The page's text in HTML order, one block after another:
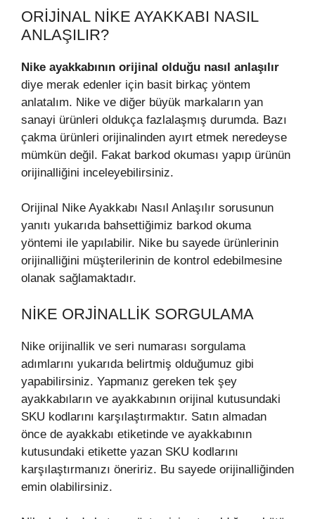
ORIJINAL NIKE AYAKKABI NASIL
ANLAŞILIR?
Nike ayakkabının orijinal olduğu nasıl anlaşılır
diye merak edenler için basit birkaç yöntem
anlatalım. Nike ve diğer büyük markaların yan
sanayi ürünleri oldukça fazlalaşmış durumda. Bazı
çakma ürünleri orijinalinden ayırt etmek neredeyse
mümkün değil. Fakat barkod okuması yapıp ürünün
orijinalliğini inceleyebilirsiniz.
Orijinal Nike Ayakkabı Nasıl Anlaşılır sorusunun
yanıtı yukarıda bahsettiğimiz barkod okuma
yöntemi ile yapılabilir. Nike bu sayede ürünlerinin
orijinalliğini müşterilerinin de kontrol edebilmesine
olanak sağlamaktadır.
NIKE ORJINALLIK SORGULAMA
Nike orijinallik ve seri numarası sorgulama
adımlarını yukarıda belirtmiş olduğumuz gibi
yapabilirsiniz. Yapmanız gereken tek şey
ayakkabıların ve ayakkabının orijinal kutusundaki
SKU kodlarını karşılaştırmaktır. Satın almadan
önce de ayakkabı etiketinde ve ayakkabının
kutusundaki etikette yazan SKU kodlarını
karşılaştırmanızı öneririz. Bu sayede orijinalliğinden
emin olabilirsiniz.